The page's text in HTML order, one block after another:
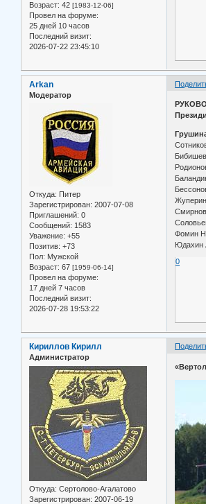
Возраст: 42 [1983-12-06]
Провел на форуме:
25 дней 10 часов
Последний визит:
2026-07-22 23:45:10
Arkan
Модератор
Откуда: Питер
Зарегистрирован: 2007-07-08
Приглашений: 0
Сообщений: 1583
Уважение: +55
Позитив: +73
Пол: Мужской
Возраст: 67 [1959-06-14]
Провел на форуме:
17 дней 7 часов
Последний визит:
2026-07-28 19:53:22
Фомин
Юдахин
0
Кириллов Кирилл
Администратор
Откуда: Сертолово-Агалатово
Зарегистрирован: 2007-06-19